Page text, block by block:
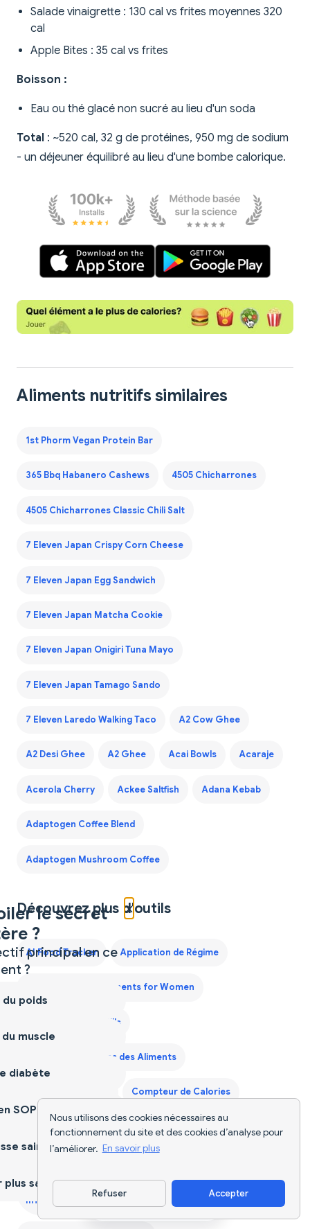
Nous utilisons des cookies nécessaires au
fonctionnement du site et des cookies d’analyse pour
l’améliorer. En savoir plus
Refuser Accepter
Salade vinaigrette : 130 cal vs frites moyennes 320
cal
Apple Bites : 35 cal vs frites
Boisson :
Eau ou thé glacé non sucré au lieu d'un soda
Total : ~520 cal, 32 g de protéines, 950 mg de sodium
- un déjeuner équilibré au lieu d'une bombe calorique.
Aliments nutritifs similaires
1st Phorm Vegan Protein Bar
365 Bbq Habanero Cashews 4505 Chicharrones
4505 Chicharrones Classic Chili Salt
7 Eleven Japan Crispy Corn Cheese
7 Eleven Japan Egg Sandwich
7 Eleven Japan Matcha Cookie
7 Eleven Japan Onigiri Tuna Mayo
7 Eleven Japan Tamago Sando
7 Eleven Laredo Walking Taco A2 Cow Ghee
A2 Desi Ghee A2 Ghee Acai Bowls Acaraje
Acerola Cherry Ackee Saltfish Adana Kebab
Adaptogen Coffee Blend
Adaptogen Mushroom Coffee
Découvrez plus d'outils
AI Food Tracker Application de Régime
Best Protein Supplements for Women
Best Weight Loss Pills
Calculer les Calories des Aliments
Compteur de Calories
Compteur de Calories Activé par la Voix - Dites vos
Repas et Suivez la Nutrition Sans les Mains — 2026
Compteur de Calories pour Cuisine Française -
Informations Nutritionnelles Instantanées — 2026
Télécharger l'appli
×
le secret
?
principal en ce
?
poids
muscle
diabète
SOPK
saine
sain